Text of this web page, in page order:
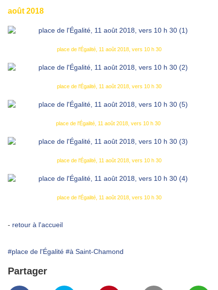
août 2018
place de l'Égalité, 11 août 2018, vers 10 h 30
place de l'Égalité, 11 août 2018, vers 10 h 30
place de l'Égalité, 11 août 2018, vers 10 h 30
place de l'Égalité, 11 août 2018, vers 10 h 30
place de l'Égalité, 11 août 2018, vers 10 h 30
- retour à l'accueil
#place de l'Égalité #à Saint-Chamond
Partager